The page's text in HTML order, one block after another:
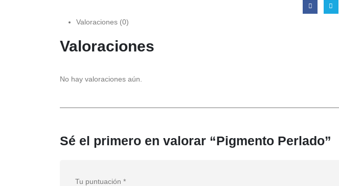
Valoraciones (0)
Valoraciones
No hay valoraciones aún.
Sé el primero en valorar “Pigmento Perlado”
Tu puntuación *